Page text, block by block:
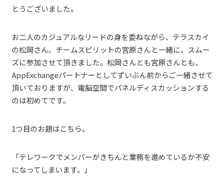
とうございました。
お二人のカジュアルなリードの身を委ねながら、テラスカイ
の松岡さん、チームスピリットの宮原さんと一緒に、スムー
ズに参加させて頂きました。松岡さんとも宮原さんとも、
AppExchangeパートナーとしてずいぶん前からご一緒させて
頂いておりますが、電脳空間でパネルディスカッションする
のは初めてです。
1つ目のお題はこちら。
「テレワークでメンバーがきちんと業務を進めているか不安
になってしまいます。」